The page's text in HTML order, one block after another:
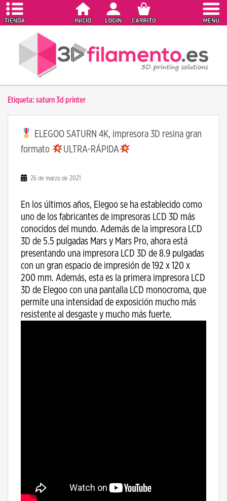
Etiqueta: saturn 3d printer
ELEGOO SATURN 4K, impresora 3D resina gran
formato
ULTRA-RÁPIDA
26 de marzo de 2021
En los últimos años, Elegoo se ha establecido como
uno de los fabricantes de impresoras LCD 3D más
conocidos del mundo. Además de la impresora LCD
3D de 5.5 pulgadas Mars y Mars Pro, ahora está
presentando una impresora LCD 3D de 8.9 pulgadas
con un gran espacio de impresión de 192 x 120 x
200 mm. Además, esta es la primera impresora LCD
3D de Elegoo con una pantalla LCD monocroma, que
permite una intensidad de exposición mucho más
resistente al desgaste y mucho más fuerte.